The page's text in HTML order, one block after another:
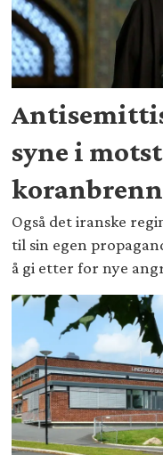
syne i
Også det iranske
til sin egen
å gi etter for nye